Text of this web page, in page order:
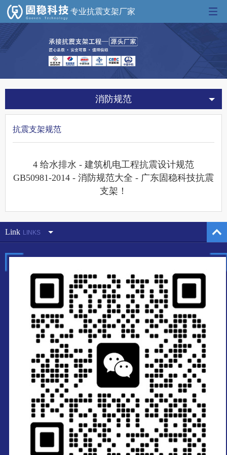
专业抗震支架厂家
消防规范
抗震支架规范
4 给水排水 - 建筑机电工程抗震设计规范
GB50981-2014 - 消防规范大全 - 广东固稳科技抗震
支架！
Link LINKS